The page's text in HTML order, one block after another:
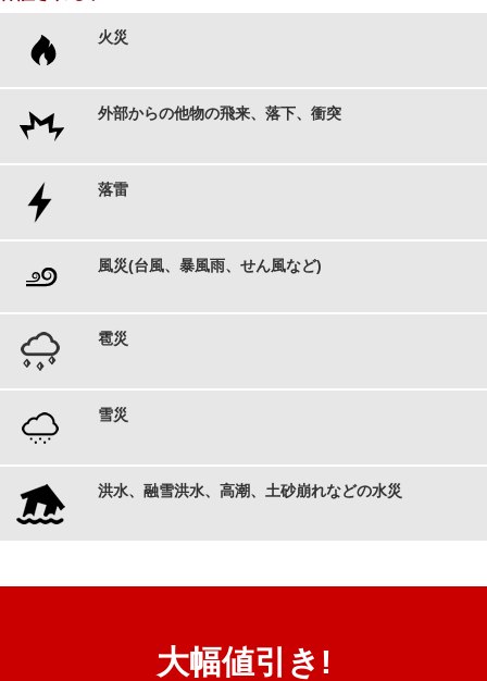
火災
外部からの他物の飛来、落下、衝突
落雷
風災(台風、暴風雨、せん風など)
雹災
雪災
洪水、融雪洪水、高潮、土砂崩れなどの水災
大幅値引き!